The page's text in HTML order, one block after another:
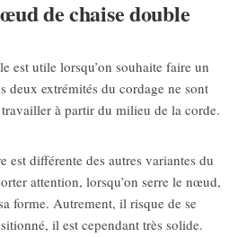
de chaise double
est utile lorsqu’on souhaite faire un
deux extrémités du cordage ne sont
à partir du milieu de la corde.
est différente des autres variantes du
attention, lorsqu’on serre le nœud,
forme. Autrement, il risque de se
il est cependant très solide.